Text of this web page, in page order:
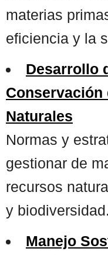
materias
eficiencia y la
Desarrollo
Conservación
Naturales
Normas y
gestionar de
recursos
y
Manejo